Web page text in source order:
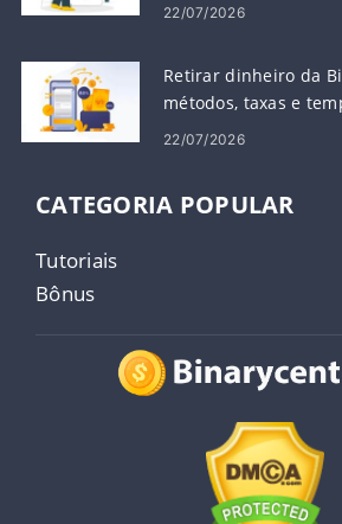
22/07/2026
Retirar dinheiro da
métodos, taxas e
processamento
22/07/2026
CATEGORIA POPULAR
Tutoriais
Bônus